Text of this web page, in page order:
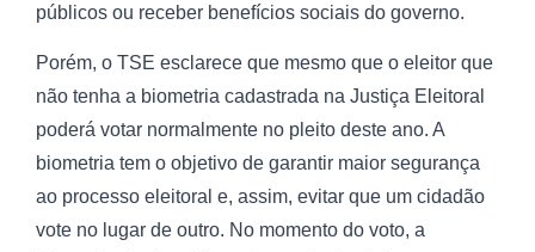
públicos ou receber benefícios sociais do governo.
Porém, o TSE esclarece que mesmo que o eleitor que
não tenha a biometria cadastrada na Justiça Eleitoral
poderá votar normalmente no pleito deste ano. A
biometria tem o objetivo de garantir maior segurança
ao processo eleitoral e, assim, evitar que um cidadão
vote no lugar de outro. No momento do voto, a